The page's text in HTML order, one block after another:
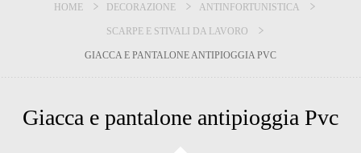
HOME DECORAZIONE ANTINFORTUNISTICA
SCARPE E STIVALI DA LAVORO
GIACCA E PANTALONE ANTIPIOGGIA PVC
Giacca e pantalone antipioggia Pvc